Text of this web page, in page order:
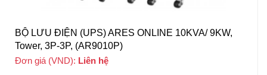
BỘ LƯU ĐIỆN (UPS) ARES ONLINE 10KVA/ 9KW,
Tower, 3P-3P, (AR9010P)
Đơn giá (VND): Liên hệ